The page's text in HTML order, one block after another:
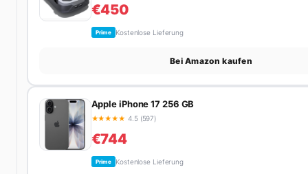
€450
Prime Kostenlose Lieferung
Bei Amazon kaufen
Apple iPhone 17 256 GB
★★★★★ 4.5 (597)
€744
Prime Kostenlose Lieferung